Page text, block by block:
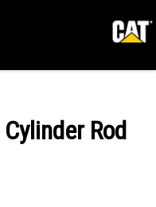
Rod